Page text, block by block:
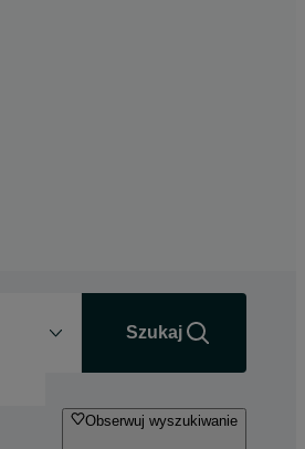
Szukaj
Obserwuj wyszukiwanie